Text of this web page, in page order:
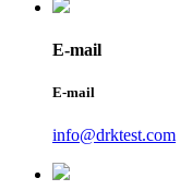
E-mail
E-mail
info@drktest.com